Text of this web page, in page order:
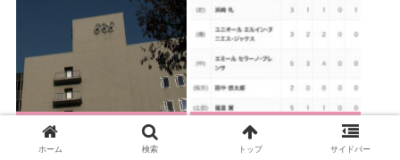
NHK職員が出演者からの性被害
訴えも…”中居騒動”で前会長は
「内部通報一切ない」発言との
校、登録20人中16人が県外出身
ホーム 検索 トップ サイドバー